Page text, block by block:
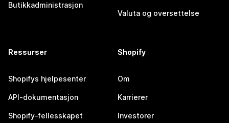
Butikkadministrasjon
Valuta og oversettelse
Ressurser
Shopifys hjelpesenter
API-dokumentasjon
Shopify-fellesskapet
Shopify
Om
Karrierer
Investorer